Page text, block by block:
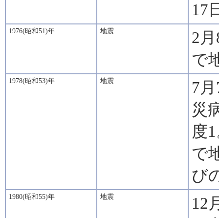
17
1976(昭和51)年 地震
2
で
1978(昭和53)年 地震
7
災
度
で
び
1980(昭和55)年 地震
12